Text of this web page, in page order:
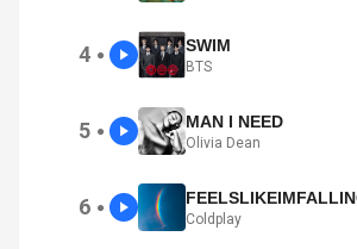
4 ● SWIM
BTS
5 ● MAN I NEED
Olivia Dean
6 ●
Coldplay